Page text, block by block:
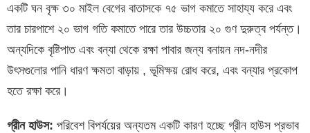
একটি ঘন বৃক্ষ ৩০ মাইল বেগের বাতাসকে ৭৫ ভাগ কমাতে সাহায্য করে এবং
তার চারপাশে ২০ ভাগ গতি কমাতে পারে তার উচ্চতার ২০ গুণ দুরুত্ব পর্যন্ত।
অন্যদিকে বৃষ্টিপাত এবং বন্যা থেকে রক্ষা পাবার জন্য বনায়ন নদ-নদীর
উৎসগুলোর পানি ধারণ ক্ষমতা বাড়ায় , ভূমিক্ষয় রোধ করে, এবং বন্যার প্রকোপ
হতে রক্ষা করে।
গ্রীন হাউস: পরিবেশ বিপর্যয়ের অন্যতম একটি কারণ হচ্ছে গ্রীন হাউস প্রভাব